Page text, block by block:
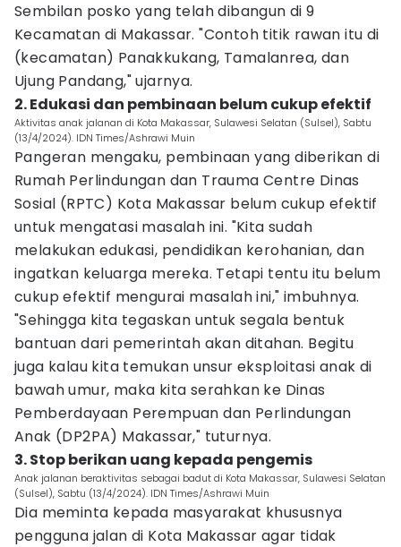
Sembilan posko yang telah dibangun di 9
Kecamatan di Makassar. "Contoh titik rawan itu di
(kecamatan) Panakkukang, Tamalanrea, dan
Ujung Pandang," ujarnya.
2. Edukasi dan pembinaan belum cukup efektif
Aktivitas anak jalanan di Kota Makassar, Sulawesi Selatan (Sulsel), Sabtu
(13/4/2024). IDN Times/Ashrawi Muin
Pangeran mengaku, pembinaan yang diberikan di
Rumah Perlindungan dan Trauma Centre Dinas
Sosial (RPTC) Kota Makassar belum cukup efektif
untuk mengatasi masalah ini. "Kita sudah
melakukan edukasi, pendidikan kerohanian, dan
ingatkan keluarga mereka. Tetapi tentu itu belum
cukup efektif mengurai masalah ini," imbuhnya.
"Sehingga kita tegaskan untuk segala bentuk
bantuan dari pemerintah akan ditahan. Begitu
juga kalau kita temukan unsur eksploitasi anak di
bawah umur, maka kita serahkan ke Dinas
Pemberdayaan Perempuan dan Perlindungan
Anak (DP2PA) Makassar," tuturnya.
3. Stop berikan uang kepada pengemis
Anak jalanan beraktivitas sebagai badut di Kota Makassar, Sulawesi Selatan
(Sulsel), Sabtu (13/4/2024). IDN Times/Ashrawi Muin
Dia meminta kepada masyarakat khususnya
pengguna jalan di Kota Makassar agar tidak